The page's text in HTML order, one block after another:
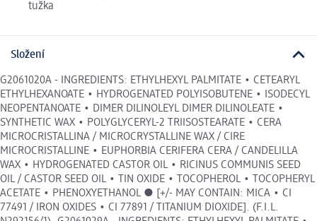
tužka
Složení
G2061020A - INGREDIENTS: ETHYLHEXYL PALMITATE • CETEARYL
ETHYLHEXANOATE • HYDROGENATED POLYISOBUTENE • ISODECYL
NEOPENTANOATE • DIMER DILINOLEYL DIMER DILINOLEATE •
SYNTHETIC WAX • POLYGLYCERYL-2 TRIISOSTEARATE • CERA
MICROCRISTALLINA / MICROCRYSTALLINE WAX / CIRE
MICROCRISTALLINE • EUPHORBIA CERIFERA CERA / CANDELILLA
WAX • HYDROGENATED CASTOR OIL • RICINUS COMMUNIS SEED
OIL / CASTOR SEED OIL • TIN OXIDE • TOCOPHEROL • TOCOPHERYL
ACETATE • PHENOXYETHANOL ● [+/- MAY CONTAIN: MICA • CI
77491 / IRON OXIDES • CI 77891 / TITANIUM DIOXIDE]. (F.I.L.